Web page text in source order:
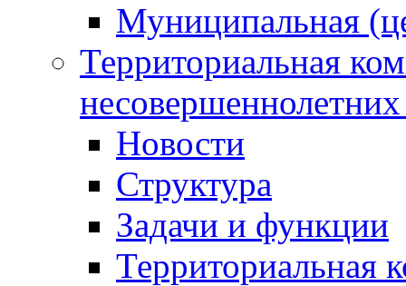
Муниципальная
Территориальная
Новости
Структура
Задачи и функции
Территориальная